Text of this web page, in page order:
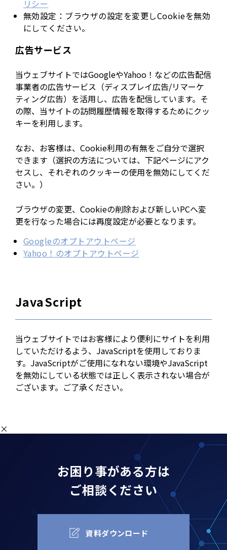
リシー
無効設定：ブラウザの設定を変更しCookieを無効
にしてください。
広告サービス
当ウェブサイトではGoogleやYahoo！などの広告配信
事業者の広告サービス（ディスプレイ広告/リマーケ
ティング広告）を活用し、広告を配信しています。そ
の際、当サイトの訪問履歴情報を取得するためにクッ
キーを利用します。
なお、お客様は、Cookie利用の有無をご自分で選択
できます（選択の方法については、下記ページにアク
セスし、それぞれのクッキーの使用を無効にしてくだ
さい。）
ブラウザの変更、Cookieの削除および新しいPCへ変
更を行なった場合には再度設定が必要となります。
Googleのオプトアウトページ
Yahoo！のオプトアウトページ
JavaScript
当ウェブサイトではお客様により便利にサイトを利用
していただけるよう、JavaScriptを使用しておりま
す。JavaScriptがご使用になれない環境やJavaScript
を無効にしている状態では正しく表示されない場合が
ございます。ご了承ください。
×
お困り事がある方は
ご相談ください
資料ダウンロード